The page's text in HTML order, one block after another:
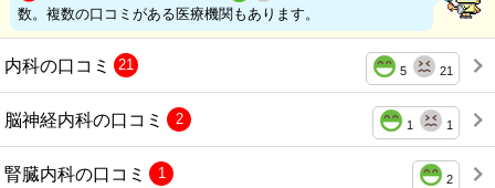
数。複数の口コミがある医療機関もあります。
内科の口コミ 5 21
21
脳神経内科の口コミ 1 1
2
腎臓内科の口コミ 2
1